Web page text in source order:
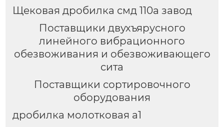
Щековая дробилка смд 110а завод
Поставщики двухъярусного
линейного вибрационного
обезвоживания и обезвоживающего
сита
Поставщики сортировочного
оборудования
дробилка молотковая а1